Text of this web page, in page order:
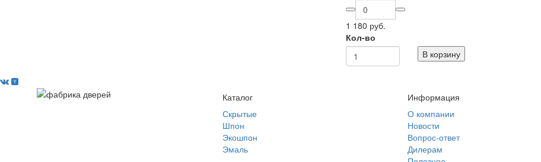
1 180 руб.
Кол-во
В корзину
Каталог
Скрытые
Шпон
Экошпон
Эмаль
Информация
О компании
Новости
Вопрос-ответ
Дилерам